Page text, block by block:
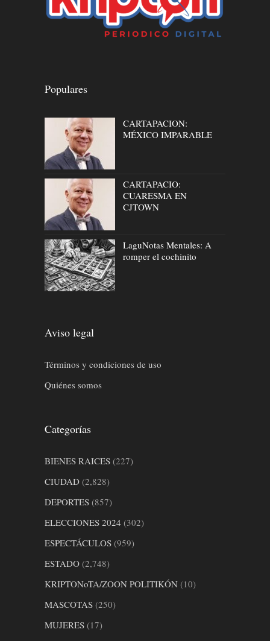
Populares
CARTAPACION:
MÉXICO IMPARABLE
CARTAPACIO:
CUARESMA EN
CJTOWN
LaguNotas Mentales: A
romper el cochinito
Aviso legal
Términos y condiciones de uso
Quiénes somos
Categorías
BIENES RAICES (227)
CIUDAD (2,828)
DEPORTES (857)
ELECCIONES 2024 (302)
ESPECTÁCULOS (959)
ESTADO (2,748)
KRIPTONoTA/ZOON POLITIKÓN (10)
MASCOTAS (250)
MUJERES (17)